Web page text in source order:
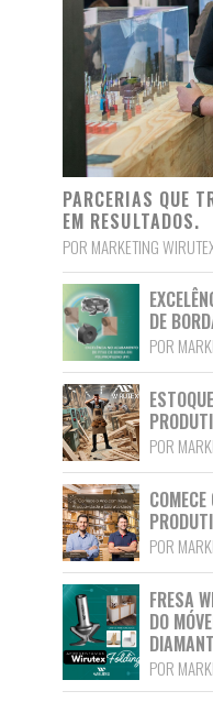
PARCERIAS QUE
EM RESULTADOS.
POR MARKETING
DE
POR
POR
POR
FRESA
DO
POR